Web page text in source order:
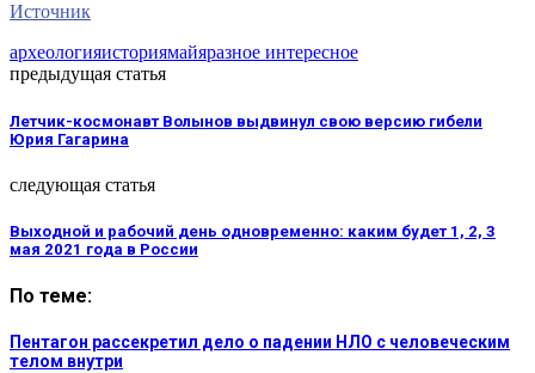
Источник
археологияисториямайяразное интересное
предыдущая статья
Летчик-космонавт Волынов выдвинул свою версию гибели
Юрия Гагарина
следующая статья
Выходной и рабочий день одновременно: каким будет 1, 2, 3
мая 2021 года в России
По теме:
Пентагон рассекретил дело о падении НЛО с человеческим
телом внутри